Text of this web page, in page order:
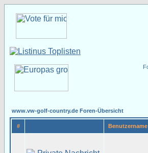
www.vw-golf-country.de Foren-Übersicht
# Benutzername